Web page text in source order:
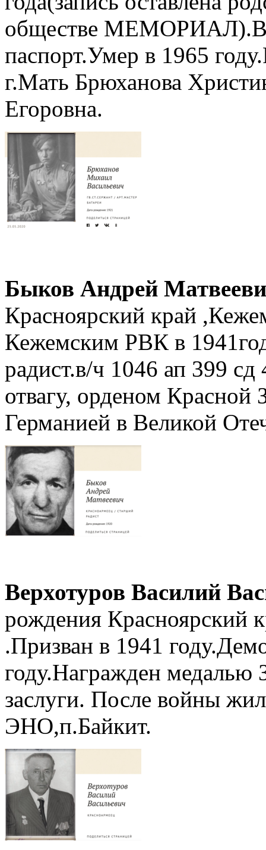
обществе
паспорт.Умер в 1965
г.Мать Брюханова
Егоровна.
Быков Андрей
Красноярский край
Кежемским РВК в
радист.в/ч 1046 ап 399
отвагу, орденом
Германией в Великой
Верхотуров Василий
рождения Красноярский
.Призван в 1941
году.Награжден медалью
заслуги. После войны
ЭНО,п.Байкит.